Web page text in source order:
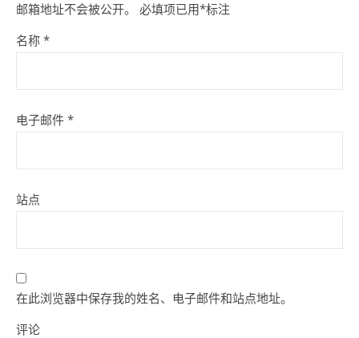
邮箱地址不会被公开。 必填项已用*标注
名称 *
电子邮件 *
站点
在此浏览器中保存我的姓名、电子邮件和站点地址。
评论